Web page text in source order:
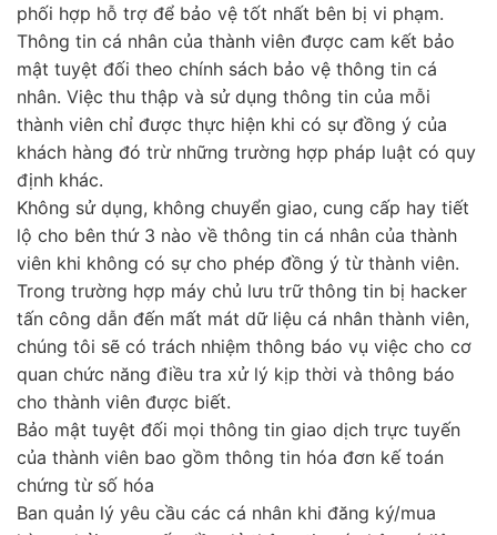
phối hợp hỗ trợ để bảo vệ tốt nhất bên bị vi phạm.
Thông tin cá nhân của thành viên được cam kết bảo
mật tuyệt đối theo chính sách bảo vệ thông tin cá
nhân. Việc thu thập và sử dụng thông tin của mỗi
thành viên chỉ được thực hiện khi có sự đồng ý của
khách hàng đó trừ những trường hợp pháp luật có quy
định khác.
Không sử dụng, không chuyển giao, cung cấp hay tiết
lộ cho bên thứ 3 nào về thông tin cá nhân của thành
viên khi không có sự cho phép đồng ý từ thành viên.
Trong trường hợp máy chủ lưu trữ thông tin bị hacker
tấn công dẫn đến mất mát dữ liệu cá nhân thành viên,
chúng tôi sẽ có trách nhiệm thông báo vụ việc cho cơ
quan chức năng điều tra xử lý kịp thời và thông báo
cho thành viên được biết.
Bảo mật tuyệt đối mọi thông tin giao dịch trực tuyến
của thành viên bao gồm thông tin hóa đơn kế toán
chứng từ số hóa
Ban quản lý yêu cầu các cá nhân khi đăng ký/mua